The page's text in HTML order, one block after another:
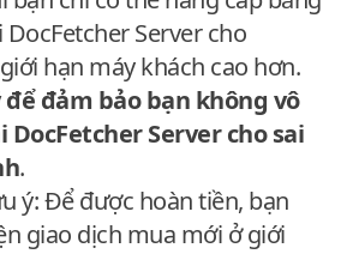
Server cho
hạn máy khách cao hơn.
đảm bảo bạn không vô
Server cho sai
.
ý: Để được hoàn tiền, bạn
giao dịch mua mới ở giới